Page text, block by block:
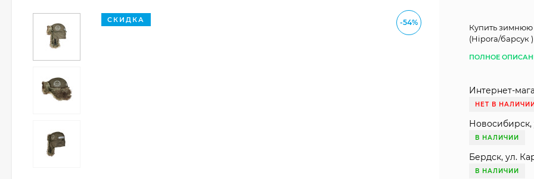
-54%
СКИДКА
Купить зимнюю
(Hipora/барсук
ПОЛНОЕ
Интернет-
НЕТ В
Новосибирск,
В НАЛИЧИИ
Бердск, ул.
В НАЛИЧИИ